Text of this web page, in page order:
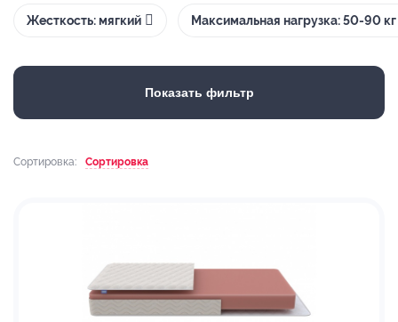
Жесткость: мягкий Максимальная нагрузка: 50-90 кг
Показать фильтр
Сортировка: Сортировка